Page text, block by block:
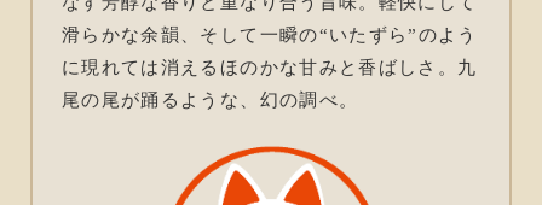
滑らかな余韻、そして一瞬の“いたずら”のよう
に現れては消えるほのかな甘みと香ばしさ。九
尾の尾が踊るような、幻の調べ。